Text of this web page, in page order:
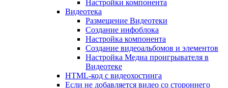
Настройки компонента
Видеотека
Размещение Видеотеки
Создание инфоблока
Настройка компонента
Создание видеоальбомов и элементов
Настройка Медиа проигрывателя в
Видеотеке
HTML-код с видеохостинга
Если не добавляется видео со стороннего